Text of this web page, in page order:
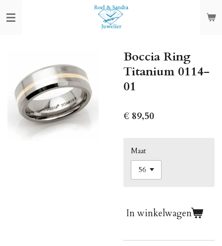
direct
Boccia Ring
Titanium 0114-
01
€ 89,50
Maat
In winkelwagen